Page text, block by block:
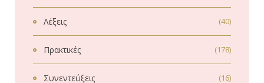
Λέξεις (40)
Πρακτικές (178)
Συνεντεύξεις (16)